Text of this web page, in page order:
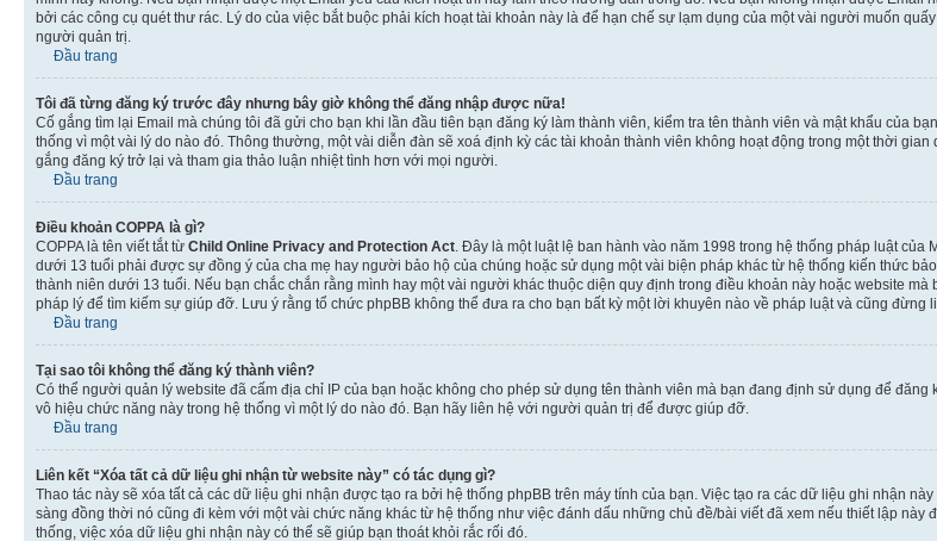
bởi các công cụ quét thư rác. Lý do của việc bắt buộc phải kích hoạt tài khoản này là để hạn chế sự lạm dụng của một vài người muốn
người quản trị.
Đầu trang
Tôi đã từng đăng ký trước đây nhưng bây giờ không thể đăng nhập được nữa!
Cố gắng tìm lại Email mà chúng tôi đã gửi cho bạn khi lần đầu tiên bạn đăng ký làm thành viên, kiểm tra tên thành viên và mật khẩu của
thống vì một vài lý do nào đó. Thông thường, một vài diễn đàn sẽ xoá định kỳ các tài khoản thành viên không hoạt động trong một thời
gắng đăng ký trở lại và tham gia thảo luận nhiệt tình hơn với mọi người.
Đầu trang
Điều khoản COPPA là gì?
COPPA là tên viết tắt từ Child Online Privacy and Protection Act . Đây là một luật lệ ban hành vào năm 1998 trong hệ thống pháp luật
dưới 13 tuổi phải được sự đồng ý của cha mẹ hay người bảo hộ của chúng hoặc sử dụng một vài biện pháp khác từ hệ thống kiến thức
thành niên dưới 13 tuổi. Nếu bạn chắc chắn rằng mình hay một vài người khác thuộc diện quy định trong điều khoản này hoặc website
pháp lý để tìm kiếm sự giúp đỡ. Lưu ý rằng tổ chức phpBB không thể đưa ra cho bạn bất kỳ một lời khuyên nào về pháp luật và cũng
Đầu trang
Tại sao tôi không thể đăng ký thành viên?
Có thể người quản lý website đã cấm địa chỉ IP của bạn hoặc không cho phép sử dụng tên thành viên mà bạn đang định sử dụng để
vô hiệu chức năng này trong hệ thống vì một lý do nào đó. Bạn hãy liên hệ với người quản trị để được giúp đỡ.
Đầu trang
Liên kết “Xóa tất cả dữ liệu ghi nhận từ website này” có tác dụng gì?
Thao tác này sẽ xóa tất cả các dữ liệu ghi nhận được tạo ra bởi hệ thống phpBB trên máy tính của bạn. Việc tạo ra các dữ liệu ghi nhận
sàng đồng thời nó cũng đi kèm với một vài chức năng khác từ hệ thống như việc đánh dấu những chủ đề/bài viết đã xem nếu thiết lập
thống, việc xóa dữ liệu ghi nhận này có thể sẽ giúp bạn thoát khỏi rắc rối đó.